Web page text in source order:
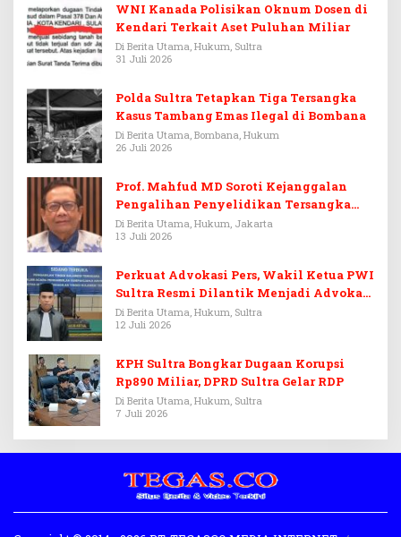
WNI Kanada Polisikan Oknum Dosen di
Kendari Terkait Aset Puluhan Miliar
Di Berita Utama, Hukum, Sultra
31 Juli 2026
Polda Sultra Tetapkan Tiga Tersangka
Kasus Tambang Emas Ilegal di Bombana
Di Berita Utama, Bombana, Hukum
26 Juli 2026
Prof. Mahfud MD Soroti Kejanggalan
Pengalihan Penyelidikan Tersangka
Febrie Adriansyah
Di Berita Utama, Hukum, Jakarta
13 Juli 2026
Perkuat Advokasi Pers, Wakil Ketua PWI
Sultra Resmi Dilantik Menjadi Advokat
PERADI
Di Berita Utama, Hukum, Sultra
12 Juli 2026
KPH Sultra Bongkar Dugaan Korupsi
Rp890 Miliar, DPRD Sultra Gelar RDP
Di Berita Utama, Hukum, Sultra
7 Juli 2026